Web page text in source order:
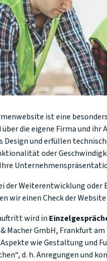
ist eine
die eigene Firma und
Design und erfüllen
oder
der Weiterentwicklung
wir einen Check der Website
wird in
Macher GmbH, Frankfurt
wie Gestaltung und
d. h. Anregungen und